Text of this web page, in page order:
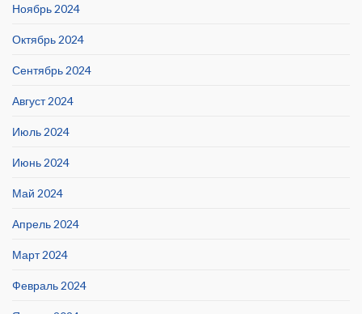
Ноябрь 2024
Октябрь 2024
Сентябрь 2024
Август 2024
Июль 2024
Июнь 2024
Май 2024
Апрель 2024
Март 2024
Февраль 2024